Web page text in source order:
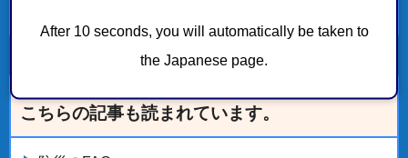
After 10 seconds, you will automatically be taken to
the Japanese page.
こちらの記事も読まれています。